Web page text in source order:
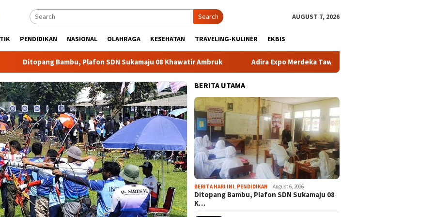
Search AUGUST 7, 2026
PENDIDIKAN NASIONAL OLAHRAGA KESEHATAN TRAVELING-KULINER EKBIS
Plafon SDN Sukamaju 08 Khawatir Ambruk Adira Expo Merdeka Tawarkan Bunga 1,76 Persen
BERITA UTAMA
BERITA HARI INI PENDIDIKAN August 6, 2026
Ditopang Bambu, Plafon SDN Sukamaju 08
K…